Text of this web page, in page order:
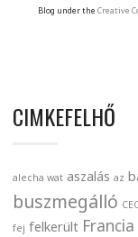
Blog under the Creative
CIMKEFELHŐ
alecha wat aszalás az
buszmegálló
fej felkerült Francia